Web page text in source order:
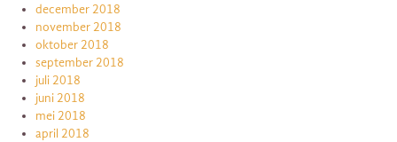
december 2018
november 2018
oktober 2018
september 2018
juli 2018
juni 2018
mei 2018
april 2018